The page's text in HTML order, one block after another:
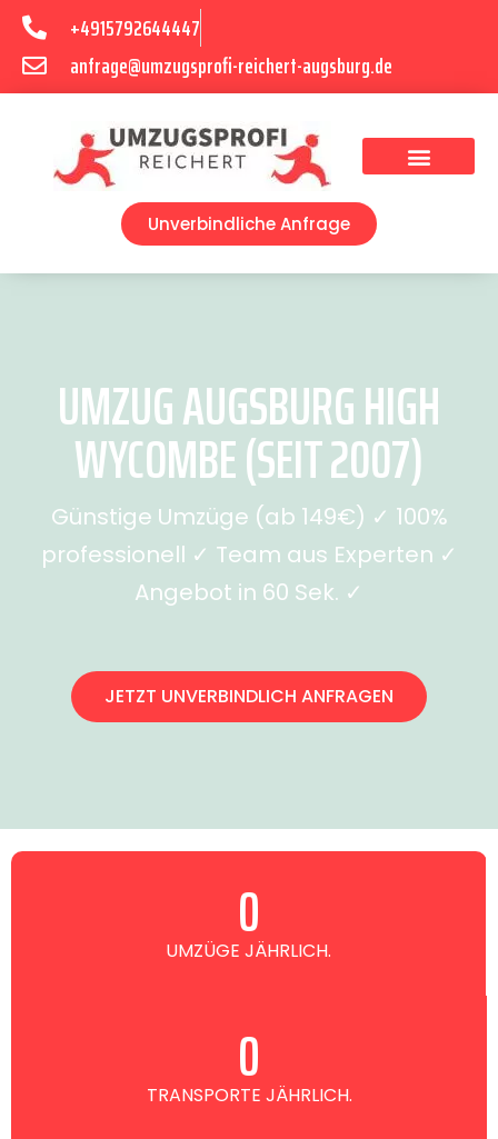
+4915792644447
anfrage@umzugsprofi-reichert-augsburg.de
Unverbindliche Anfrage
UMZUG AUGSBURG HIGH
WYCOMBE (SEIT 2007)
Günstige Umzüge (ab 149€) ✓ 100%
professionell ✓ Team aus Experten ✓
Angebot in 60 Sek. ✓
JETZT UNVERBINDLICH ANFRAGEN
UMZÜGE JÄHRLICH.
0
TRANSPORTE JÄHRLICH.
0